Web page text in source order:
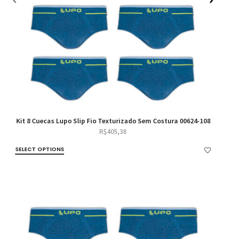
Kit 8 Cuecas Lupo Slip Fio Texturizado Sem Costura 00624-108
R$405,38
SELECT OPTIONS